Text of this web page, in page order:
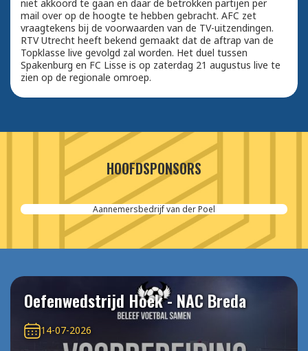
niet akkoord te gaan en daar de betrokken partijen per
mail over op de hoogte te hebben gebracht. AFC zet
vraagtekens bij de voorwaarden van de TV-uitzendingen.
RTV Utrecht heeft bekend gemaakt dat de aftrap van de
Topklasse live gevolgd zal worden. Het duel tussen
Spakenburg en FC Lisse is op zaterdag 21 augustus live te
zien op de regionale omroep.
HOOFDSPONSORS
Aannemersbedrijf van der Poel
Oefenwedstrijd Hoek - NAC Breda
14-07-2026